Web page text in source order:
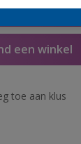
een winkel
toe aan klus